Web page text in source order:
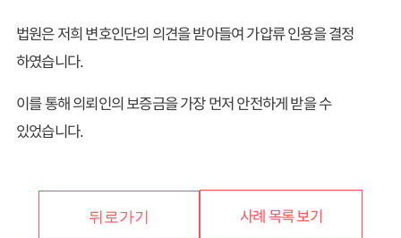
법원은 저희 변호인단의 의견을 받아들여 가압류 인용을 결정
하였습니다.
이를 통해 의뢰인의 보증금을 가장 먼저 안전하게 받을 수
있었습니다.
뒤로가기 사례 목록 보기